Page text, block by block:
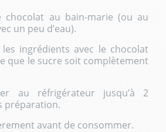
chocolat au bain-marie (ou au
un peu d’eau).
ingrédients avec le chocolat
que le sucre soit complètement
au réfrigérateur jusqu’à 2
préparation.
avant de consommer.